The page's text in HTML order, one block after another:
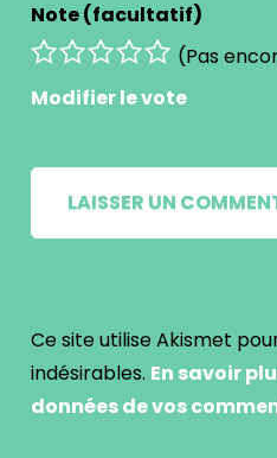
Note (facultatif)
(Pas
Modifier le vote
Ce site utilise Akismet
indésirables. En savoir
données de vos